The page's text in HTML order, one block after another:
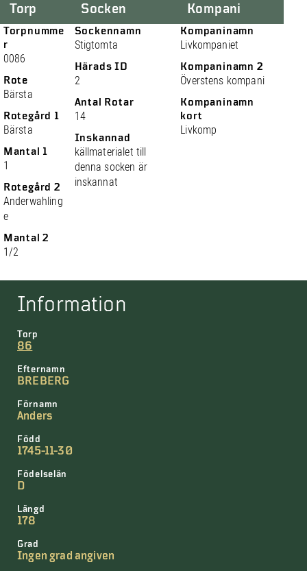
Torp
Torpnumme
r
0086
Rote
Bärsta
Rotegård 1
Bärsta
Mantal 1
1
Rotegård 2
Anderwahling
e
Mantal 2
1/2
Socken
Sockennamn
Stigtomta
Härads ID
2
Antal Rotar
14
Inskannad
källmaterialet till
denna socken är
inskannat
Kompani
Kompaninamn
Livkompaniet
Kompaninamn 2
Överstens kompani
Kompaninamn
kort
Livkomp
Information
Torp
86
Efternamn
BREBERG
Förnamn
Anders
Född
1745-11-30
Födelselän
D
Längd
178
Grad
Ingen grad angiven